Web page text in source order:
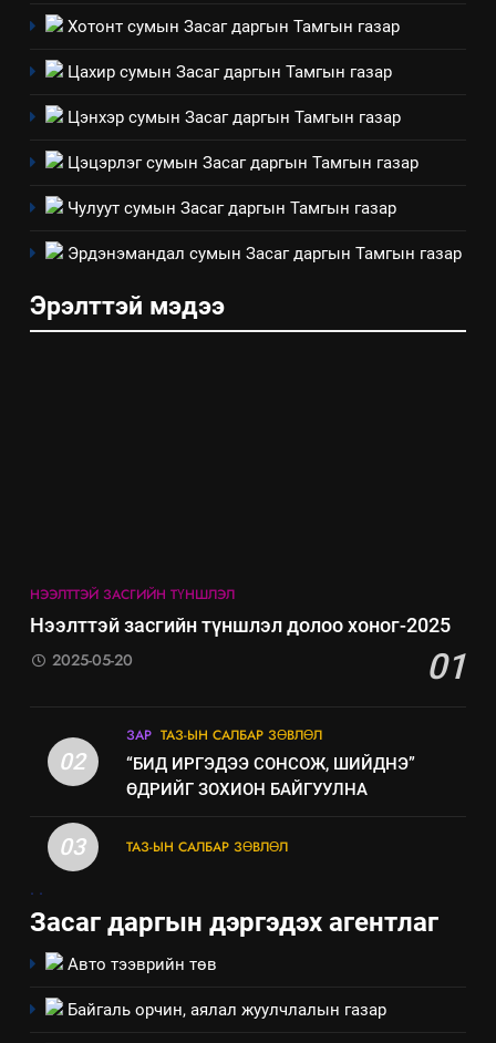
8
явуулж байгаа үйл ажиллагаа,
үйлдвэрлэл, үйлчилгээ,
ашиглаж байгаа техник,
технологийн хүн, мал, амьтны
үзүүлэх буюу үзүүлж байгаа
мэдээлэл
ИЛ ТОД БАЙДАЛ
Хотонт сумын Засаг даргын Тамгын газар
Цахир сумын Засаг даргын Тамгын газар
Цэнхэр сумын Засаг даргын Тамгын газар
Цэцэрлэг сумын Засаг даргын Тамгын газар
Чулуут сумын Засаг даргын Тамгын газар
Эрдэнэмандал сумын Засаг даргын Тамгын газар
Эрэлттэй мэдээ
НЭЭЛТТЭЙ ЗАСГИЙН ТҮНШЛЭЛ
Нээлттэй засгийн түншлэл долоо хоног-2025
01
2025-05-20
02
ЗАР ТАЗ-ЫН САЛБАР ЗӨВЛӨЛ
“БИД ИРГЭДЭЭ СОНСОЖ, ШИЙДНЭ”
ӨДРИЙГ ЗОХИОН БАЙГУУЛНА
03 ТАЗ-ЫН САЛБАР ЗӨВЛӨЛ
. .
Засаг даргын дэргэдэх агентлаг
Авто тээврийн төв
Байгаль орчин, аялал жуулчлалын газар
“Шинэтгэлээр түүчээлсэн
салбар зөвлөл” аяны хүрээнд
Санхүүгийн тайланд хийсэн
аудитын дүгнэлт
7
байгаа хууль тогтоомж
8